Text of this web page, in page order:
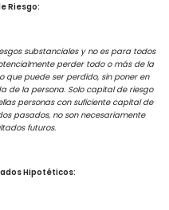
Riesgo:
substanciales y no es para todos
perder todo o más de la
que puede ser perdido, sin poner en
de la persona. Solo capital de riesgo
personas con suficiente capital de
pasados, no son necesariamente
futuros.
Hipotéticos: